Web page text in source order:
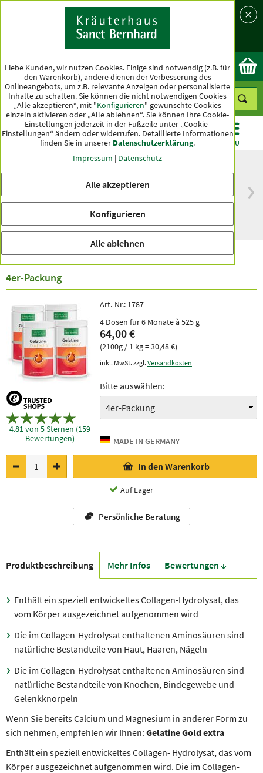
Land
Ok
KATEGORIEN ANGEBOTE TOPSELLER MENÜ
versandkostenfrei
innerhalb Deutschlands
Spitzenqualität seit
Gelatine Gold extra
4er-Packung
4.81 von 5 Sternen (159
Bewertungen)
Art.-Nr.: 1787
4 Dosen für 6 Monate à 525 g
64,00 €
(2100g / 1 kg = 30,48 €)
inkl. MwSt. zzgl. Versandkosten
Bitte auswählen:
In den Warenkorb
Auf Lager
Persönliche Beratung
Produkt­beschreibung Mehr Infos Bewer­tungen ↓
Enthält ein speziell entwickeltes Collagen-Hydrolysat, das
vom Körper ausgezeichnet aufgenommen wird
Die im Collagen-Hydrolysat enthaltenen Aminosäuren sind
natürliche Bestandteile von Haut, Haaren, Nägeln
Die im Collagen-Hydrolysat enthaltenen Aminosäuren sind
natürliche Bestandteile von Knochen, Bindegewebe und
Gelenkknorpeln
Wenn Sie bereits Calcium und Magnesium in anderer Form zu
sich nehmen, empfehlen wir Ihnen: Gelatine Gold extra
Enthält ein speziell entwickeltes Collagen- Hydrolysat, das vom
Körper ausgezeichnet aufgenommen wird. Die im Collagen-
Liebe Kunden, wir nutzen Cookies. Einige sind notwendig (z.B. für
den Warenkorb), andere dienen der Verbesserung des
Onlineangebots, um z.B. relevante Anzeigen oder personalisierte
Inhalte zu schalten. Sie können die nicht notwendigen Cookies
„Alle akzeptieren“, mit "Konfigurieren" gewünschte Cookies
einzeln aktivieren oder „Alle ablehnen“. Sie können Ihre Cookie-
Einstellungen jederzeit in der Fußzeile unter „Cookie-
Einstellungen“ ändern oder widerrufen. Detaillierte Informationen
finden Sie in unserer Datenschutzerklärung.
Impressum | Datenschutz
Alle akzeptieren
Konfigurieren
Alle ablehnen